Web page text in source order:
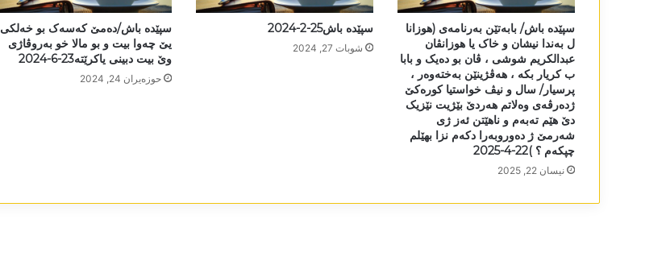
سپێدە باش/ بابەتێن بەرنامەی (ھوزانا
ل بەندا نیشان و خاک یا ھوزانڤان
عبدالکریم شوشی ، ڤان بو دەیک و بابا
ب کریار بکە ، ھەڤژینێن بەختەوەر ،
پرسیار/ سال و نیڤ خواستیا کورەکێ
ژدەرڤەی وەلاتم ھەردێ بێژیت نێزیک
دێ ھێم تەبەم و ناھێتن ئەز ژی
شەرمێ ژ دەوروبەرا دکەم نزا بھێلم
چپکەم ؟ )22-4-2025
نیسان 22, 2025
سپێدە باش25-2-2024
شوبات 27, 2024
سپێدە باش/دەمێ کەسەک بو خەلکی
یێ چەوا بیت و بو مالا خو بەروڤاژی
وێ بیت دبینی یاکرێتە23-6-2024
حوزه‌یران 24, 2024